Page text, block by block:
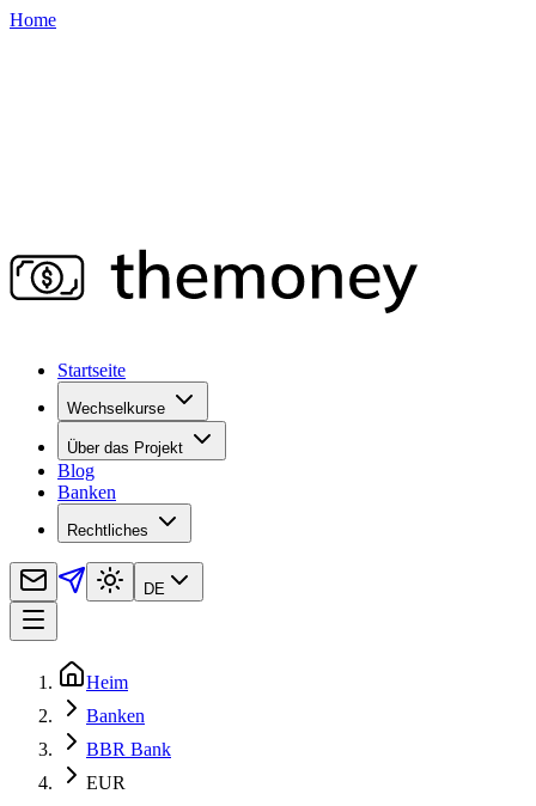
Home
Startseite
Wechselkurse
Über das Projekt
Blog
Banken
Rechtliches
DE
Heim
Banken
BBR Bank
EUR